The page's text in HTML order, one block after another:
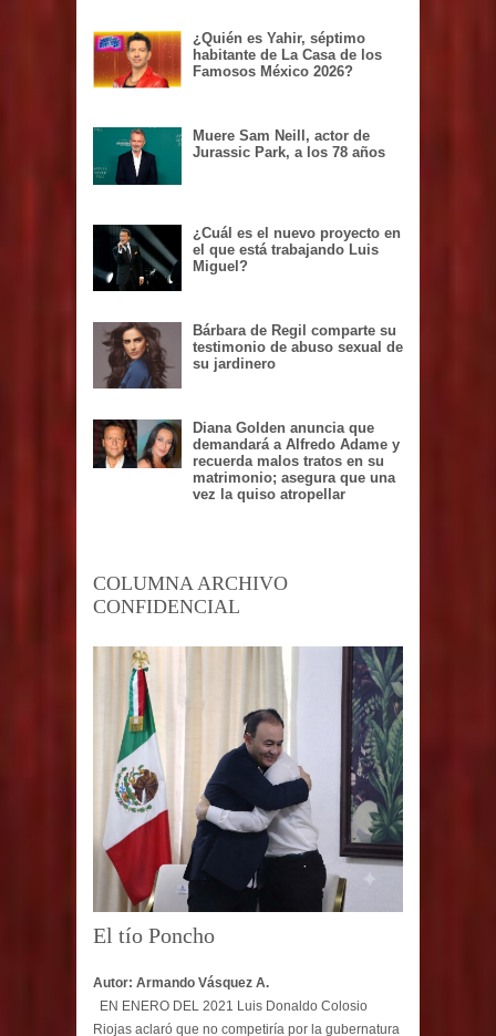
¿Quién es Yahir, séptimo
habitante de La Casa de los
Famosos México 2026?
Muere Sam Neill, actor de
Jurassic Park, a los 78 años
¿Cuál es el nuevo proyecto en
el que está trabajando Luis
Miguel?
Bárbara de Regil comparte su
testimonio de abuso sexual de
su jardinero
Diana Golden anuncia que
demandará a Alfredo Adame y
recuerda malos tratos en su
matrimonio; asegura que una
vez la quiso atropellar
COLUMNA ARCHIVO
CONFIDENCIAL
El tío Poncho
Autor: Armando Vásquez A.
EN ENERO DEL 2021 Luis Donaldo Colosio
Riojas aclaró que no competiría por la gubernatura